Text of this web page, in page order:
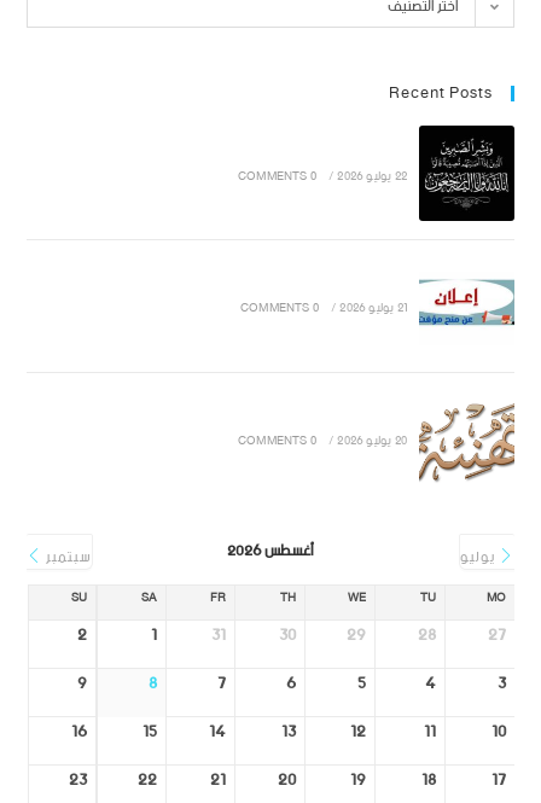
Recent Posts
22 يوليو 2026 /
0 COMMENTS
21 يوليو 2026 /
0 COMMENTS
20 يوليو 2026 /
0 COMMENTS
يوليو أغسطس 2026 سبتمبر
MO
TU
WE
TH
FR
SA
SU
27
28
29
30
31
1
2
3
4
5
6
7
8
9
10
11
12
13
14
15
16
17
18
19
20
21
22
23